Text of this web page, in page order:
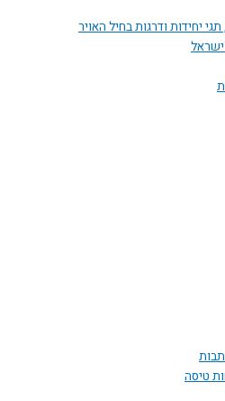
יחידות ודרגות בחיל האויר
טיסה